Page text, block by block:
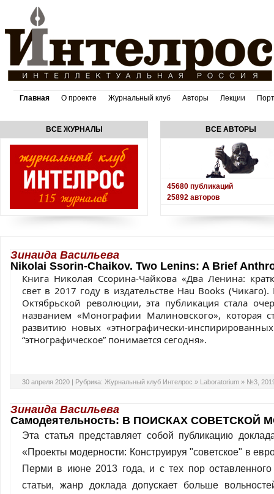
Главная О проекте Журнальный клуб Авторы Лекции
ВСЕ ЖУРНАЛЫ ВСЕ АВТОРЫ
45680 публикаций
25892 авторов
Зинаида Васильева
Nikolai Ssorin-Chaikov. Two Lenins: A Brief
Книга Николая Ссорина-Чайкова «Два Ленина:
свет в 2017 году в издательстве Hau Books
Октябрьской революции, эта публикация стала
названием «Монографии Малиновского», которая
развитию новых «этнографически-
“этнографическое” понимается сегодня».
30 апреля 2020 | Рубрика: Журнальный клуб Интелрос » Laboratorium » №3,
Зинаида Васильева
Самодеятельность: В ПОИСКАХ СОВЕТСКОЙ
Эта статья представляет собой публикацию
«Проекты модерности: Конструируя "советское" в
Перми в июне 2013 года, и с тех пор
статьи, жанр доклада допускает больше